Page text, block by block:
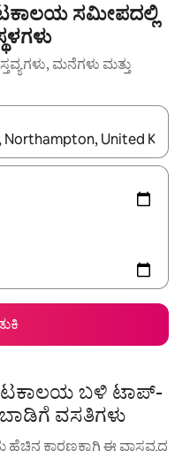
ಸಮೀಪದಲ್ಲಿ
ಮನೆಗಳು ಮತ್ತು
ಡೌನ್ ಬಾಣದ ಕೀಲಿಗಳೊಂದಿಗೆ
ಬಳಿ ಟಾಪ್-
ವಸತಿಗಳು
ಹೆಚ್ಚಿನ ಕಾರಣಕ್ಕಾಗಿ ಈ ವಾಸ್ತವ್ಯದ